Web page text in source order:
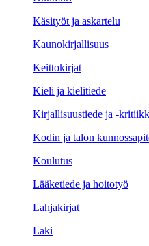
Käsityöt ja askartelu
Kaunokirjallisuus
Keittokirjat
Kieli ja kielitiede
Kirjallisuustiede ja -
Kodin ja talon
Koulutus
Lääketiede ja hoitotyö
Lahjakirjat
Laki